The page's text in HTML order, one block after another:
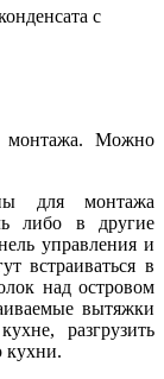
с
монтажа. Можно
для монтажа
либо в другие
управления и
встраиваться в
над островом
вытяжки
разгрузить
кухни.